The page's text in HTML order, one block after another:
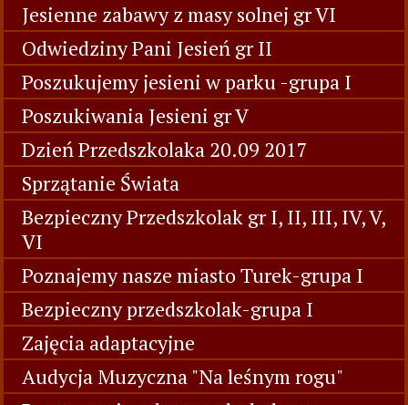
Jesienne zabawy z masy solnej gr VI
Odwiedziny Pani Jesień gr II
Poszukujemy jesieni w parku -grupa I
Poszukiwania Jesieni gr V
Dzień Przedszkolaka 20.09 2017
Sprzątanie Świata
Bezpieczny Przedszkolak gr I, II, III, IV, V,
VI
Poznajemy nasze miasto Turek-grupa I
Bezpieczny przedszkolak-grupa I
Zajęcia adaptacyjne
Audycja Muzyczna "Na leśnym rogu"